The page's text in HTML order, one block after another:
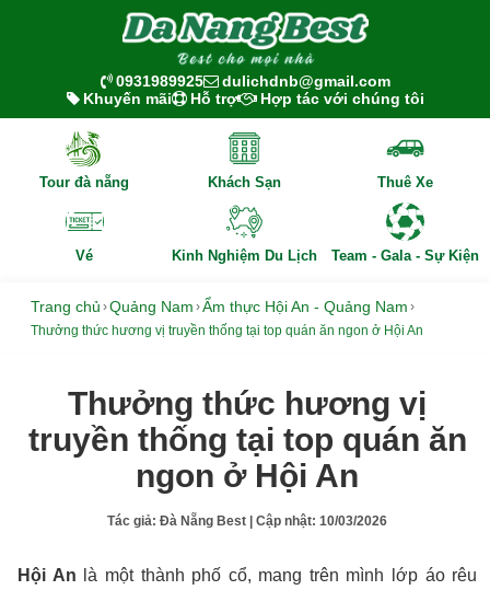
0931989925
dulichdnb@gmail.com
Khuyến mãi
Hỗ trợ Hợp tác với chúng tôi
Tour đà nẵng Khách Sạn Thuê Xe
Vé Kinh Nghiệm Du Lịch Team - Gala - Sự Kiện
Trang chủ ›Quảng Nam ›Ẩm thực Hội An - Quảng Nam ›
Thưởng thức hương vị truyền thống tại top quán ăn ngon ở Hội An
Thưởng thức hương vị
truyền thống tại top quán ăn
ngon ở Hội An
Tác giả:Đà Nẵng Best | Cập nhật:10/03/2026
Hội An là một thành phố cổ, mang trên mình lớp áo rêu